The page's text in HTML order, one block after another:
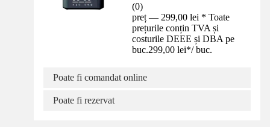
(0)
preț — 299,00 lei * Toate
prețurile conțin TVA și
costurile DEEE și DBA pe
buc.299,00 lei*/ buc.
Poate fi comandat online
Poate fi rezervat